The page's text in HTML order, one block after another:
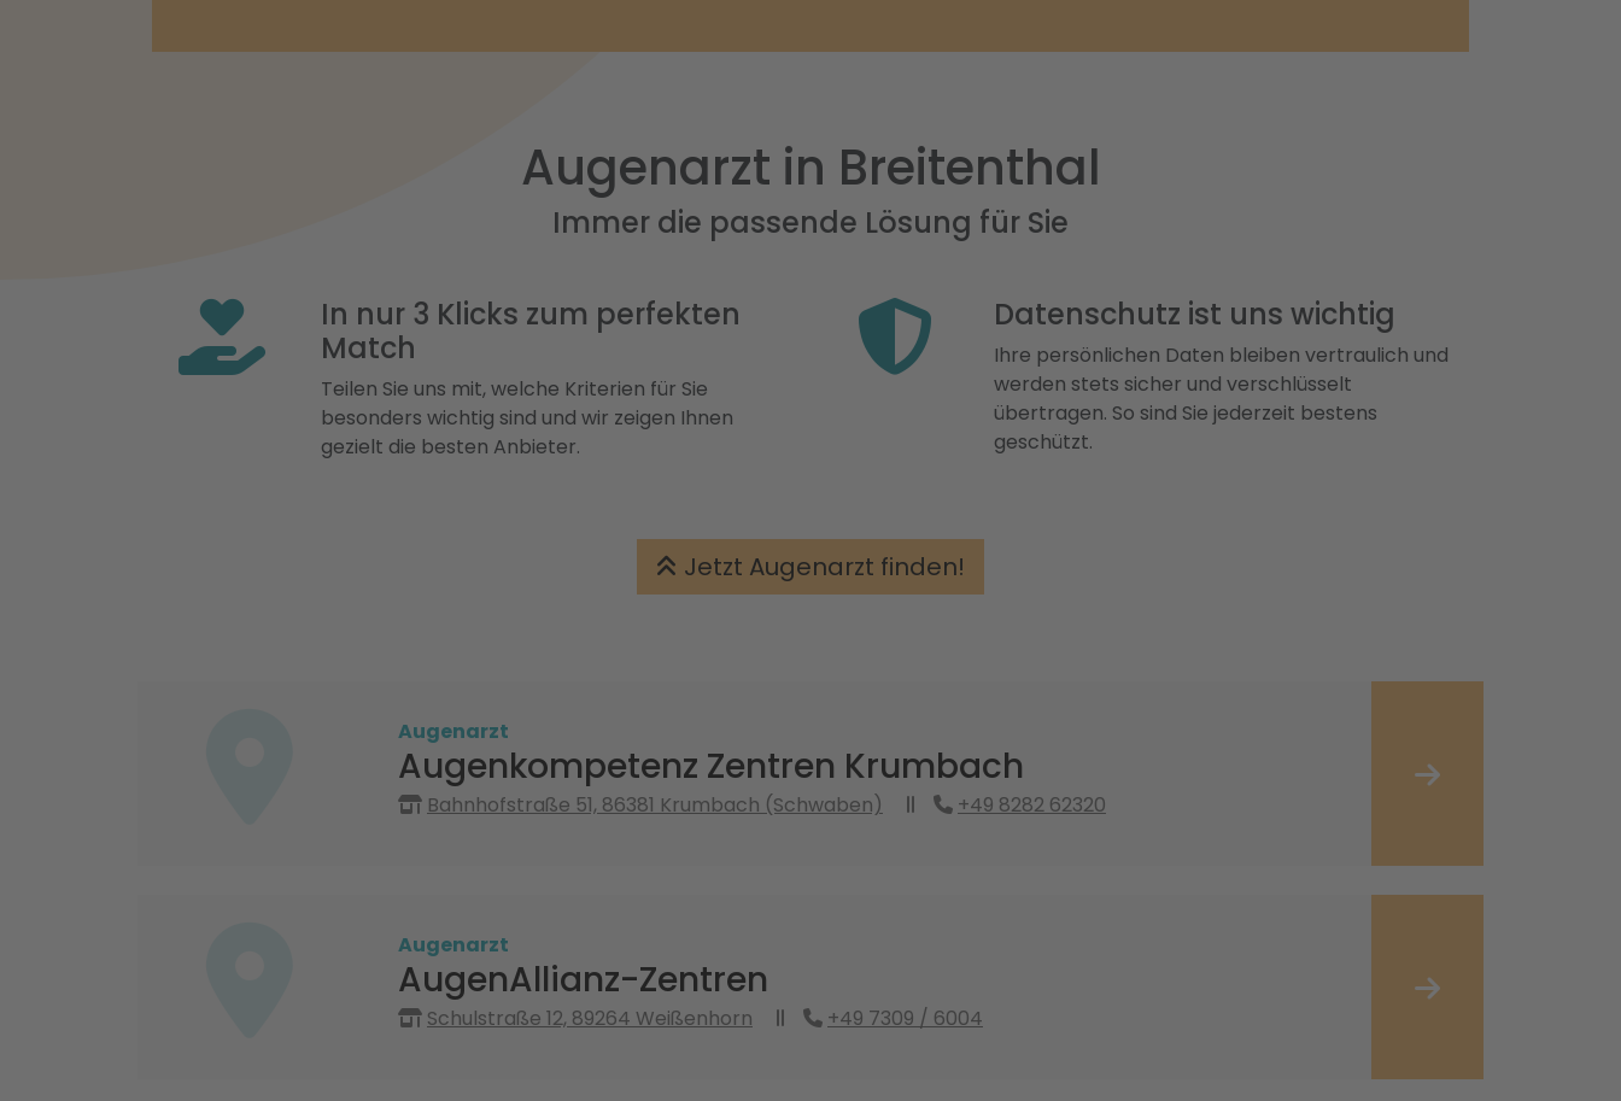
Augenarzt in Breitenthal
Immer die passende Lösung für Sie
In nur 3 Klicks zum perfekten
Match
Teilen Sie uns mit, welche Kriterien für Sie
besonders wichtig sind und wir zeigen Ihnen
gezielt die besten Anbieter.
Datenschutz ist uns wichtig
Ihre persönlichen Daten bleiben vertraulich und
werden stets sicher und verschlüsselt
übertragen. So sind Sie jederzeit bestens
geschützt.
Jetzt Augenarzt finden!
Augenarzt
Augenkompetenz Zentren Krumbach
Bahnhofstraße 51, 86381 Krumbach (Schwaben) +49 8282 62320
Augenarzt
AugenAllianz-Zentren
Schulstraße 12, 89264 Weißenhorn +49 7309 / 6004